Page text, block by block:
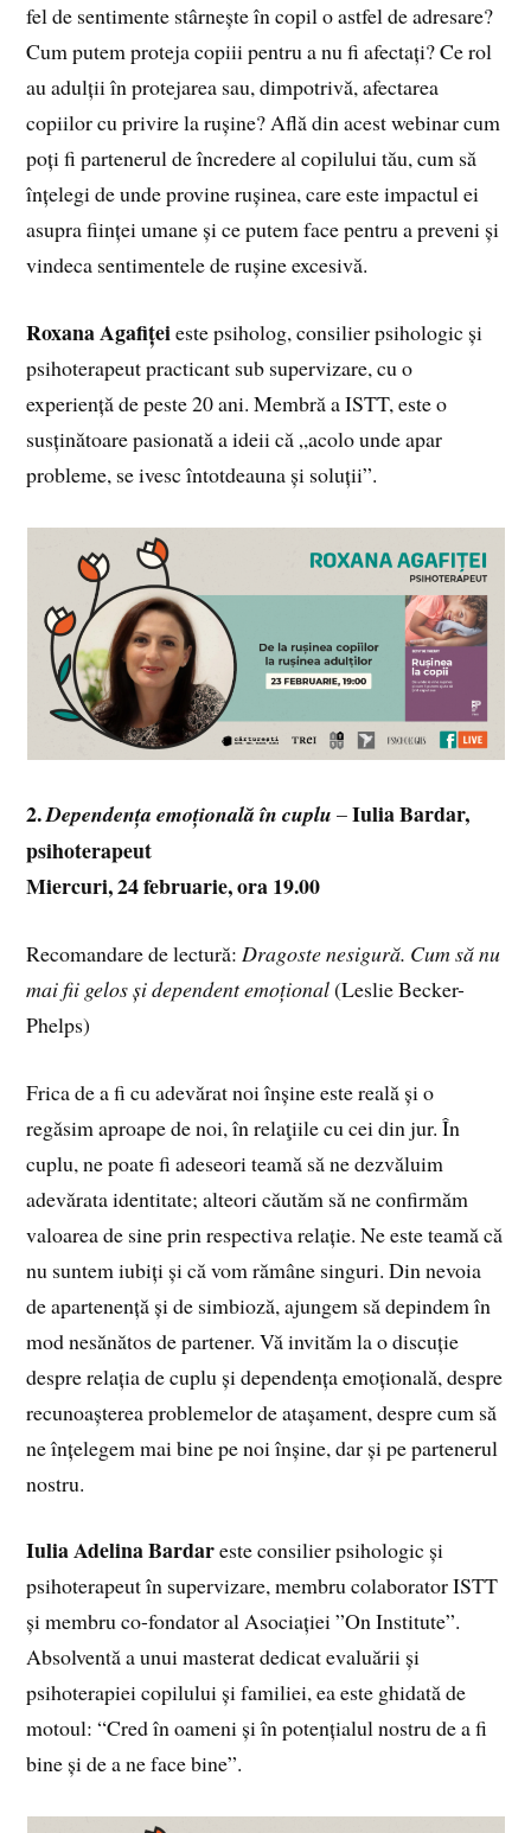
fel de sentimente stârnește în copil o astfel de adresare?
Cum putem proteja copiii pentru a nu fi afectați? Ce rol
au adulții în protejarea sau, dimpotrivă, afectarea
copiilor cu privire la rușine? Află din acest webinar cum
poți fi partenerul de încredere al copilului tău, cum să
înțelegi de unde provine rușinea, care este impactul ei
asupra ființei umane și ce putem face pentru a preveni și
vindeca sentimentele de rușine excesivă.
Roxana Agafițeieste psiholog, consilier psihologic și
psihoterapeut practicant sub supervizare, cu o
experiență de peste 20 ani. Membră a ISTT, este o
susținătoare pasionată a ideii că „acolo unde apar
probleme, se ivesc întotdeauna și soluții”.
2.Dependența emoțională în cuplu –Iulia Bardar,
psihoterapeut
Miercuri, 24 februarie, ora 19.00
Recomandare de lectură: Dragoste nesigură. Cum să nu
mai fii gelos și dependent emoțional(Leslie Becker-
Phelps)
Frica de a fi cu adevărat noi înșine este reală și o
regăsim aproape de noi, în relaţiile cu cei din jur. În
cuplu, ne poate fi adeseori teamă să ne dezvăluim
adevărata identitate; alteori căutăm să ne confirmăm
valoarea de sine prin respectiva relație. Ne este teamă că
nu suntem iubiți și că vom rămâne singuri. Din nevoia
de apartenență și de simbioză, ajungem să depindem în
mod nesănătos de partener. Vă invităm la o discuție
despre relația de cuplu și dependența emoțională, despre
recunoașterea problemelor de atașament, despre cum să
ne înțelegem mai bine pe noi înșine, dar și pe partenerul
nostru.
Iulia Adelina Bardareste consilier psihologic și
psihoterapeut în supervizare, membru colaborator ISTT
și membru co-fondator al Asociației ”On Institute”.
Absolventă a unui masterat dedicat evaluării și
psihoterapiei copilului și familiei, ea este ghidată de
motoul: “Cred în oameni și în potențialul nostru de a fi
bine și de a ne face bine”.